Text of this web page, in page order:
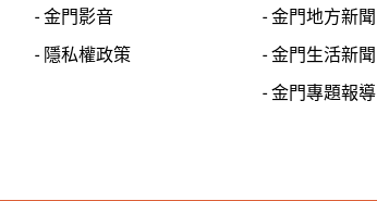
- 金門影音
- 隱私權政策
- 金門地方新聞
- 金門生活新聞
- 金門專題報導